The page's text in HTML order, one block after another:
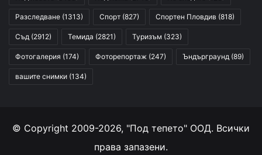
Разследване (1313) Спорт (827) Спортен Пловдив (818)
Съд (2912) Темида (2821) Туризъм (323)
Фотогалерия (174) Фоторепортаж (247) Ъндърграунд (89)
вашите снимки (134)
© Copyright 2009-2026, "Под тепето" ООД. Всички
права запазени.